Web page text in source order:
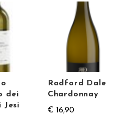
dei
Jesi
Radford Dale
Chardonnay
€ 16,90